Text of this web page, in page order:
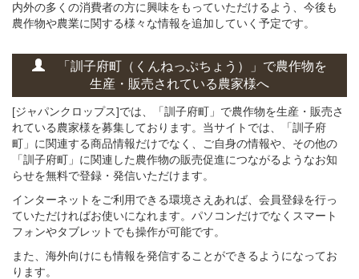
内外の多くの消費者の方に興味をもっていただけるよう、今後も
農作物や農業に関する様々な情報を追加していく予定です。
「訓子府町（くんねっぷちょう）」 で農作物を
生産・販売されている農家様へ
[ジャパンクロップス]では、「訓子府町」で農作物を生産・販売さ
れている農家様を募集しております。当サイトでは、「訓子府
町」に関連する商品情報だけでなく、ご自身の情報や、その他の
「訓子府町」に関連した農作物の販売促進につながるようなお知
らせを無料で登録・発信いただけます。
インターネットをご利用できる環境さえあれば、会員登録を行っ
ていただければお使いになれます。パソコンだけでなくスマート
フォンやタブレットでも操作が可能です。
また、海外向けにも情報を発信することができるようになってお
ります。